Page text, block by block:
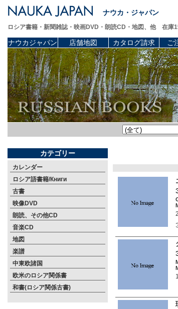
ナウカ・ジャパン
ロシア書籍・新聞雑誌・映画DVD・朗読CD・地図、他 在庫
ナウカジャパン 店舗地図 カタログ請求 ご
カテゴリー
カレンダー
ロシア語書籍/Книги
古書
映像DVD
朗読、その他CD
音楽CD
地図
楽譜
中東欧諸国
欧米のロシア関係書
和書(ロシア関係古書)